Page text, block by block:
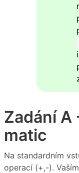
Zadání A
matic
Na standardním
operací (+,-).